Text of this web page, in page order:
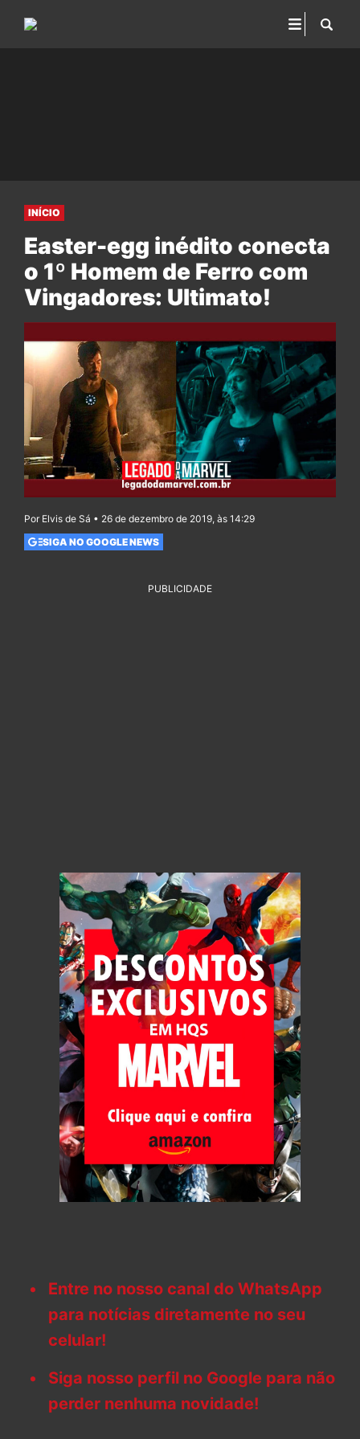
INÍCIO
Easter-egg inédito conecta
o 1º Homem de Ferro com
Vingadores: Ultimato!
Por Elvis de Sá • 26 de dezembro de 2019, às 14:29
SIGA NO GOOGLE NEWS
PUBLICIDADE
Entre no nosso canal do WhatsApp
para notícias diretamente no seu
celular!
Siga nosso perfil no Google para não
perder nenhuma novidade!